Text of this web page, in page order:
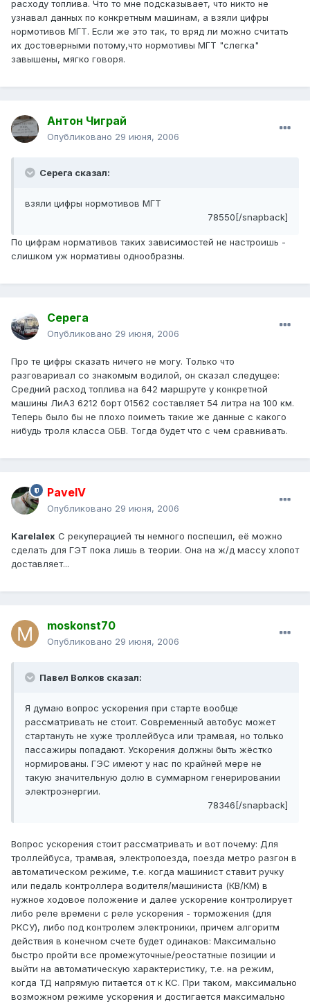
расходу топлива. Что то мне подсказывает, что никто не
узнавал данных по конкретным машинам, а взяли цифры
нормотивов МГТ. Если же это так, то вряд ли можно считать
их достоверными потому,что нормотивы МГТ "слегка"
завышены, мягко говоря.
Антон Чиграй
Опубликовано 29 июня, 2006
Серега сказал:
взяли цифры нормотивов МГТ
78550[/snapback]
По цифрам нормативов таких зависимостей не настроишь -
слишком уж нормативы однообразны.
Серега
Опубликовано 29 июня, 2006
Про те цифры сказать ничего не могу. Только что
разговаривал со знакомым водилой, он сказал следущее:
Средний расход топлива на 642 маршруте у конкретной
машины ЛиАЗ 6212 борт 01562 составляет 54 литра на 100 км.
Теперь было бы не плохо поиметь такие же данные с какого
нибудь троля класса ОБВ. Тогда будет что с чем сравнивать.
PavelV
Опубликовано 29 июня, 2006
Karelalex С рекуперацией ты немного поспешил, её можно
сделать для ГЭТ пока лишь в теории. Она на ж/д массу хлопот
доставляет...
moskonst70
Опубликовано 29 июня, 2006
Павел Волков сказал:
Я думаю вопрос ускорения при старте вообще
рассматривать не стоит. Современный автобус может
стартануть не хуже троллейбуса или трамвая, но только
пассажиры попадают. Ускорения должны быть жёстко
нормированы. ГЭС имеют у нас по крайней мере не
такую значительную долю в суммарном генерировании
электроэнергии.
78346[/snapback]
Вопрос ускорения стоит рассматривать и вот почему: Для
троллейбуса, трамвая, электропоезда, поезда метро разгон в
автоматическом режиме, т.е. когда машинист ставит ручку
или педаль контроллера водителя/машиниста (КВ/КМ) в
нужное ходовое положение и далее ускорение контролирует
либо реле времени с реле ускорения - торможения (для
РКСУ), либо под контролем электроники, причем алгоритм
действия в конечном счете будет одинаков: Максимально
быстро пройти все промежуточные/реостатные позиции и
выйти на автоматическую характеристику, т.е. на режим,
когда ТД напрямую питается от к КС. При таком, максимально
возможном режиме ускорения и достигается максимально